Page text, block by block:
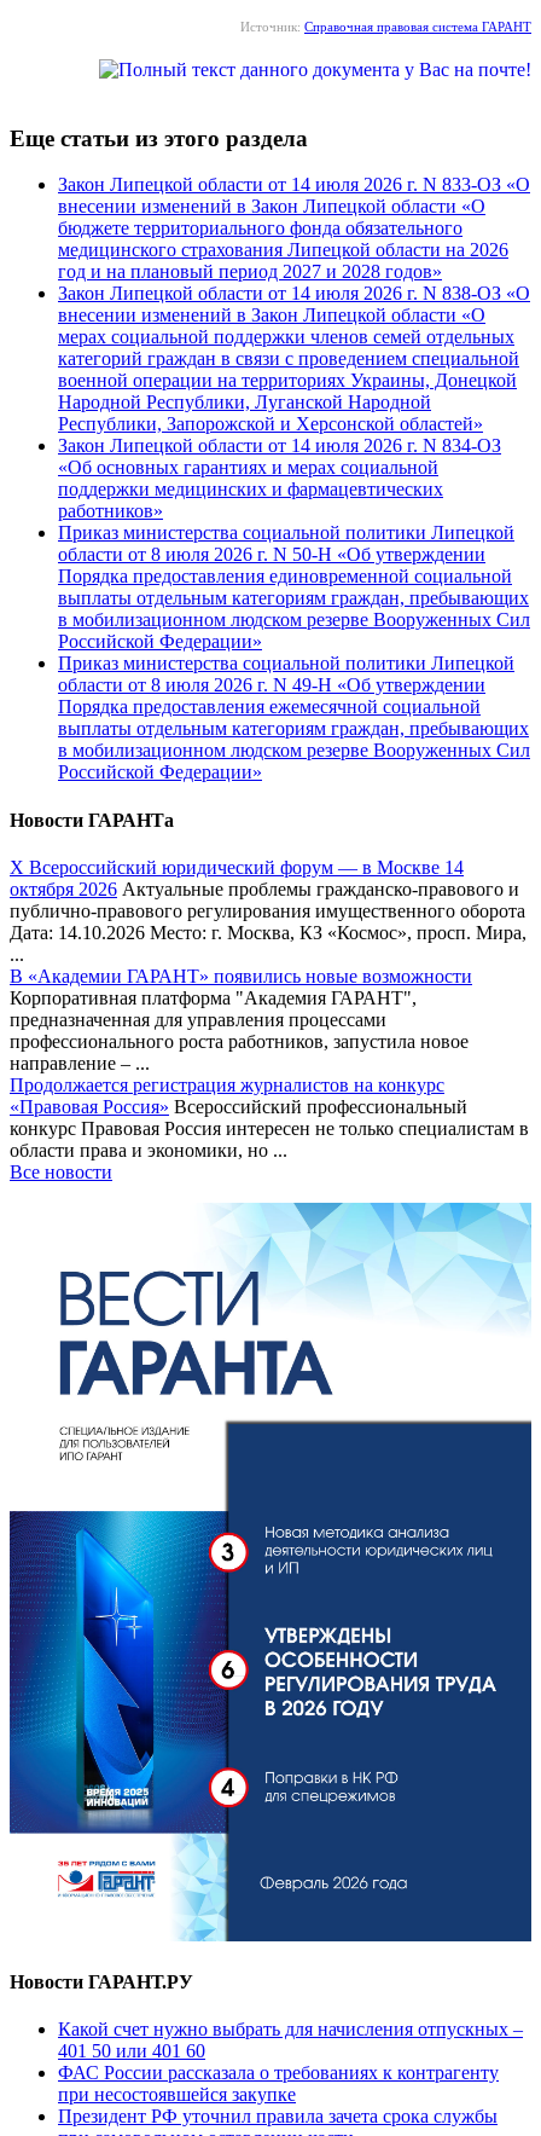
Источник: Справочная правовая система ГАРАНТ
Еще статьи из этого раздела
Закон Липецкой области от 14 июля 2026 г. N 833-ОЗ «О
внесении изменений в Закон Липецкой области «О
бюджете территориального фонда обязательного
медицинского страхования Липецкой области на 2026
год и на плановый период 2027 и 2028 годов»
Закон Липецкой области от 14 июля 2026 г. N 838-ОЗ «О
внесении изменений в Закон Липецкой области «О
мерах социальной поддержки членов семей отдельных
категорий граждан в связи с проведением специальной
военной операции на территориях Украины, Донецкой
Народной Республики, Луганской Народной
Республики, Запорожской и Херсонской областей»
Закон Липецкой области от 14 июля 2026 г. N 834-ОЗ
«Об основных гарантиях и мерах социальной
поддержки медицинских и фармацевтических
работников»
Приказ министерства социальной политики Липецкой
области от 8 июля 2026 г. N 50-Н «Об утверждении
Порядка предоставления единовременной социальной
выплаты отдельным категориям граждан, пребывающих
в мобилизационном людском резерве Вооруженных Сил
Российской Федерации»
Приказ министерства социальной политики Липецкой
области от 8 июля 2026 г. N 49-Н «Об утверждении
Порядка предоставления ежемесячной социальной
выплаты отдельным категориям граждан, пребывающих
в мобилизационном людском резерве Вооруженных Сил
Российской Федерации»
Новости ГАРАНТа
Х Всероссийский юридический форум — в Москве 14
октября 2026 Актуальные проблемы гражданско-правового и
публично-правового регулирования имущественного оборота
Дата: 14.10.2026 Место: г. Москва, КЗ «Космос», просп. Мира,
...
В «Академии ГАРАНТ» появились новые возможности
Корпоративная платформа "Академия ГАРАНТ",
предназначенная для управления процессами
профессионального роста работников, запустила новое
направление – ...
Продолжается регистрация журналистов на конкурс
«Правовая Россия» Всероссийский профессиональный
конкурс Правовая Россия интересен не только специалистам в
области права и экономики, но ...
Все новости
Новости ГАРАНТ.РУ
Какой счет нужно выбрать для начисления отпускных –
401 50 или 401 60
ФАС России рассказала о требованиях к контрагенту
при несостоявшейся закупке
Президент РФ уточнил правила зачета срока службы